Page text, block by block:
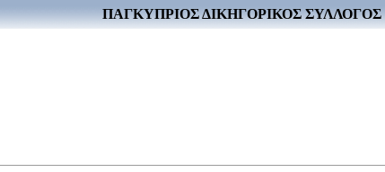
ΠΑΓΚΥΠΡΙΟΣ ΔΙΚΗΓΟΡΙΚΟΣ ΣΥΛΛΟΓΟΣ